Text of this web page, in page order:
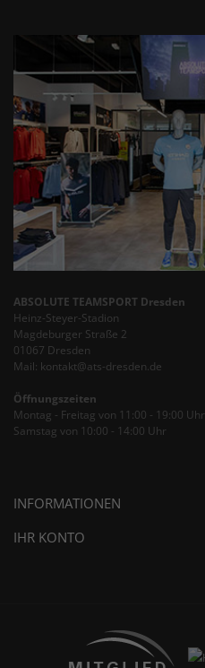
ABSOLUTE TEAMSPORT Dresden
Heinz-Steyer-Stadion
Magdeburger Straße 2
01067 Dresden
Mail: kontakt@ats-dresden.de
Öffnungszeiten
Montag - Freitag von 11:00 - 19:00 Uhr
Samstag von 10:00 - 14:00 Uhr
INFORMATIONEN
IHR KONTO